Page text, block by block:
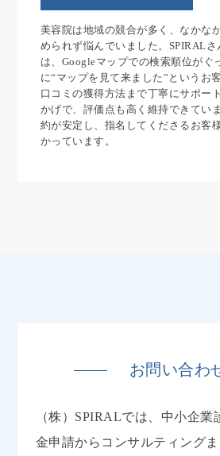
美容院は地域の競合が多く、なかな
められず悩んでいました。SPIRALさ
は、Googleマップでの検索順位がぐ
に“マップを見て来ました”というお
口コミの獲得方法まで丁寧にサポー
かげで、評価点も高く維持できてい
約が安定し、指名してくださるお客
かっています。
お問い合わ
（株）SPIRALでは、中小企業
金申請からコンサルティングま